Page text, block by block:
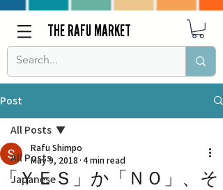
THE RAFU MARKET
Post
All Posts
Japanese
All Posts
「ＹＥＳ」か「ＮＯ」、そ
Rafu Shimpo
May 9, 2018 4 min read